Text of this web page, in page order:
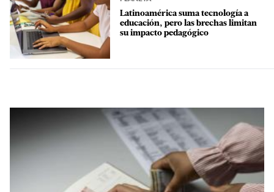
Latinoamérica suma tecnología a
educación, pero las brechas limitan
su impacto pedagógico